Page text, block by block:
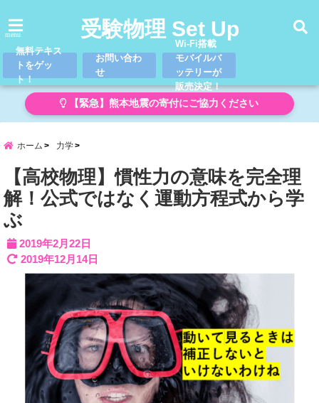
menu 受験物理 Set Up
無料テキス
トをゲッ
ト！
お問い合わ
せ
Wi-Fi搭載
モバイルバ
ッテリーが
販売決定！
【緊急】熊本地震の寄付にご協力ください
ホーム 力学
【高校物理】慣性力の意味を完全理
解！公式ではなく運動方程式から学
ぶ
2019年2月22日
2019年12月14日